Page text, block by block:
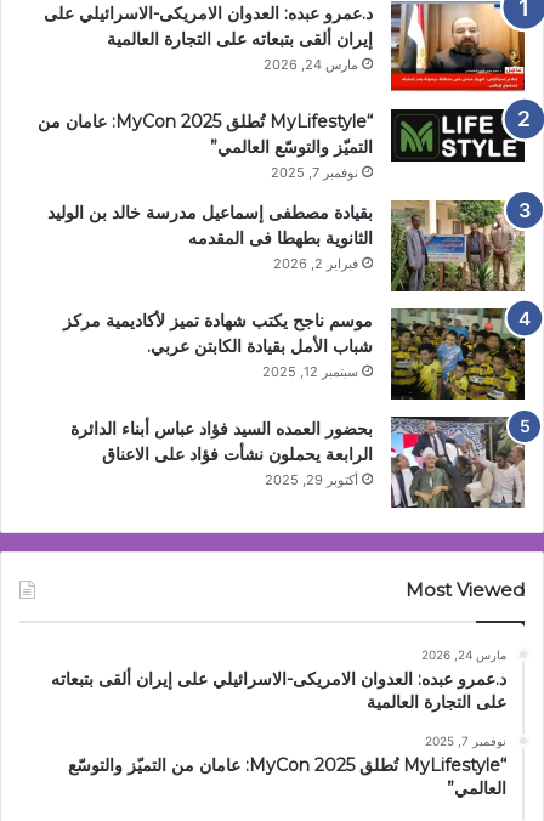
د.عمرو عبده: العدوان الامريكى-الاسرائيلي على
إيران ألقى بتبعاته على التجارة العالمية
مارس 24, 2026
“MyLifestyle تُطلق MyCon 2025: عامان من
التميّز والتوسّع العالمي”
نوفمبر 7, 2025
بقيادة مصطفى إسماعيل مدرسة خالد بن الوليد
الثانوية بطهطا فى المقدمه
فبراير 2, 2026
موسم ناجح يكتب شهادة تميز لأكاديمية مركز
شباب الأمل بقيادة الكابتن عربي.
سبتمبر 12, 2025
بحضور العمده السيد فؤاد عباس أبناء الدائرة
الرابعة يحملون نشأت فؤاد على الاعناق
أكتوبر 29, 2025
Most Viewed
مارس 24, 2026
د.عمرو عبده: العدوان الامريكى-الاسرائيلي على إيران ألقى بتبعاته
على التجارة العالمية
نوفمبر 7, 2025
“MyLifestyle تُطلق MyCon 2025: عامان من التميّز والتوسّع
العالمي”